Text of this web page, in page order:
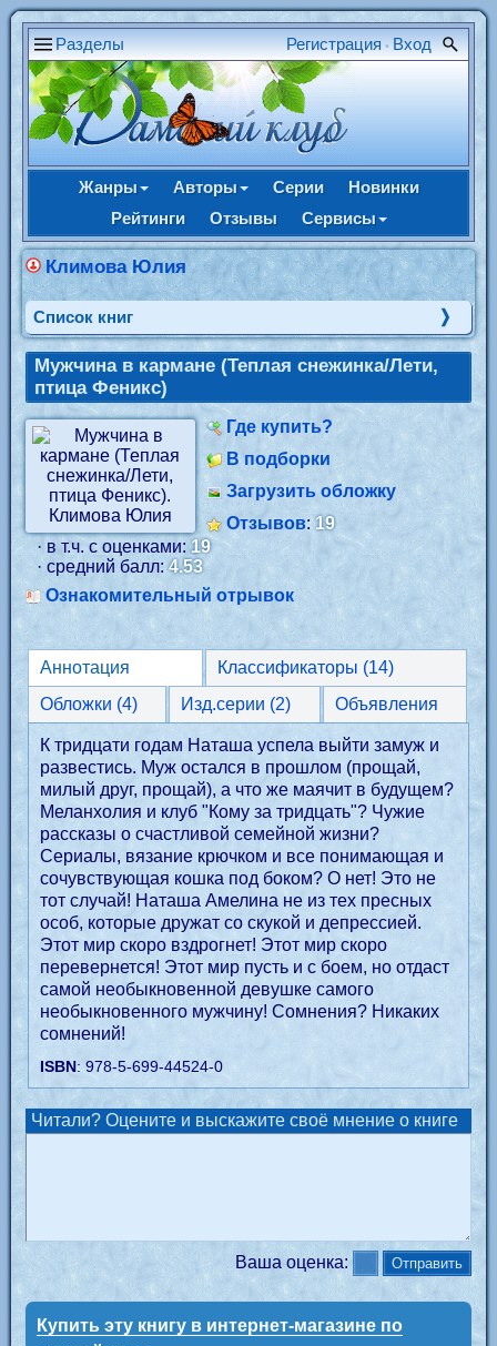
Разделы Регистрация • Вход
Жанры Авторы Серии
Новинки
Рейтинги
Отзывы Сервисы
Климова Юлия
Cписок книг
Мужчина в кармане (Теплая снежинка/Лети,
птица Феникс)
Где купить?
В подборки
Загрузить обложку
Отзывов:19
· в т.ч. с оценками: 19
· средний балл:4.53
Ознакомительный отрывок
Аннотация
Классификаторы (14)
Обложки (4)
Изд.серии (2) Объявления
К тридцати годам Наташа успела выйти замуж и
развестись. Муж остался в прошлом (прощай,
милый друг, прощай), а что же маячит в будущем?
Меланхолия и клуб "Кому за тридцать"? Чужие
рассказы о счастливой семейной жизни?
Сериалы, вязание крючком и все понимающая и
сочувствующая кошка под боком? О нет! Это не
тот случай! Наташа Амелина не из тех пресных
особ, которые дружат со скукой и депрессией.
Этот мир скоро вздрогнет! Этот мир скоро
перевернется! Этот мир пусть и с боем, но отдаст
самой необыкновенной девушке самого
необыкновенного мужчину! Сомнения? Никаких
сомнений!
ISBN: 978-5-699-44524-0
Читали? Оцените и выскажите своё мнение о книге
Ваша оценка:
Купить эту книгу в интернет-магазине по